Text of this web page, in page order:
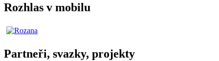
Rozhlas v mobilu
Partneři, svazky, projekty